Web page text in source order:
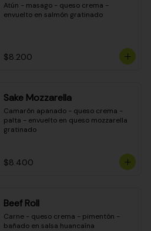
Atún - masago - queso crema -
envuelto en salmón gratinado
$8.200
Sake Mozzarella
Camarón apanado - queso crema -
palta - envuelto en queso mozzarella
gratinado
$8.400
Beef Roll
Carne - queso crema - pimentón -
bañado en salsa huancaína